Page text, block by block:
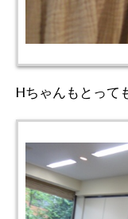
Hちゃんもとっ